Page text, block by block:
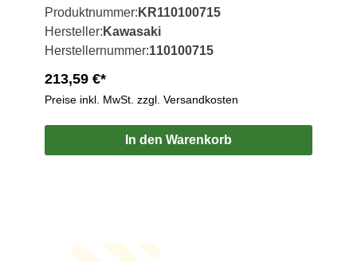
Produktnummer: KR110100715
Hersteller: Kawasaki
Herstellernummer:110100715
213,59 €*
Preise inkl. MwSt. zzgl. Versandkosten
In den Warenkorb